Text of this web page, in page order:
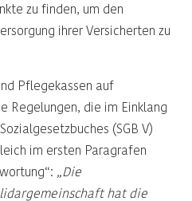
zu finden, um den
ihrer Versicherten zu
Pflegekassen auf
Regelungen, die im Einklang
(SGB V)
im ersten Paragrafen
„Die
hat die